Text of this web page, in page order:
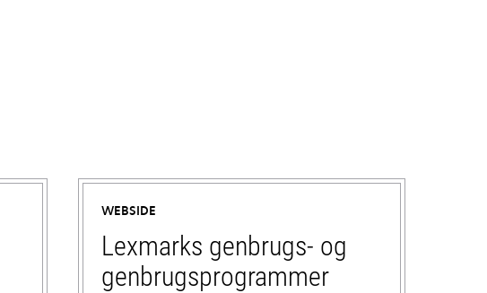
WEBSIDE
Lexmarks genbrugs- og
genbrugsprogrammer